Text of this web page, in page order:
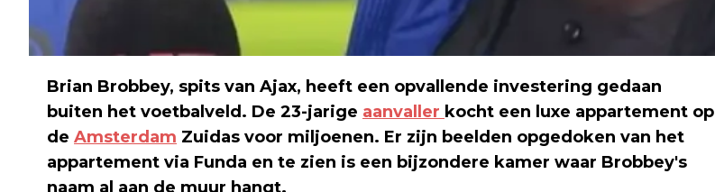
Brian Brobbey, spits van Ajax, heeft een opvallende investering gedaan
buiten het voetbalveld. De 23-jarige aanvaller kocht een luxe appartement op
de Amsterdam Zuidas voor miljoenen. Er zijn beelden opgedoken van het
appartement via Funda en te zien is een bijzondere kamer waar Brobbey's
naam al aan de muur hangt.